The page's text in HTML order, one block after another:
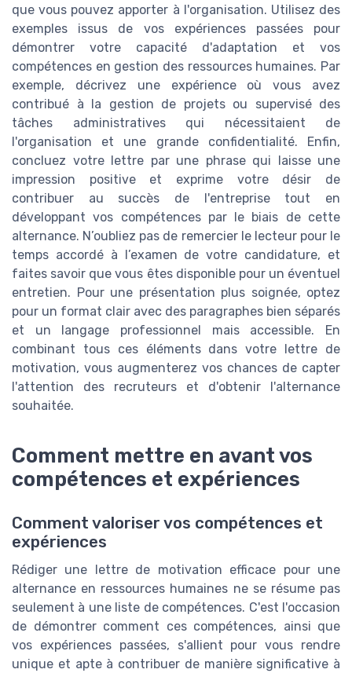
que vous pouvez apporter à l'organisation. Utilisez des
exemples issus de vos expériences passées pour
démontrer votre capacité d'adaptation et vos
compétences en gestion des ressources humaines. Par
exemple, décrivez une expérience où vous avez
contribué à la gestion de projets ou supervisé des
tâches administratives qui nécessitaient de
l'organisation et une grande confidentialité. Enfin,
concluez votre lettre par une phrase qui laisse une
impression positive et exprime votre désir de
contribuer au succès de l'entreprise tout en
développant vos compétences par le biais de cette
alternance. N’oubliez pas de remercier le lecteur pour le
temps accordé à l’examen de votre candidature, et
faites savoir que vous êtes disponible pour un éventuel
entretien. Pour une présentation plus soignée, optez
pour un format clair avec des paragraphes bien séparés
et un langage professionnel mais accessible. En
combinant tous ces éléments dans votre lettre de
motivation, vous augmenterez vos chances de capter
l'attention des recruteurs et d'obtenir l'alternance
souhaitée.
Comment mettre en avant vos
compétences et expériences
Comment valoriser vos compétences et
expériences
Rédiger une lettre de motivation efficace pour une
alternance en ressources humaines ne se résume pas
seulement à une liste de compétences. C'est l'occasion
de démontrer comment ces compétences, ainsi que
vos expériences passées, s'allient pour vous rendre
unique et apte à contribuer de manière significative à